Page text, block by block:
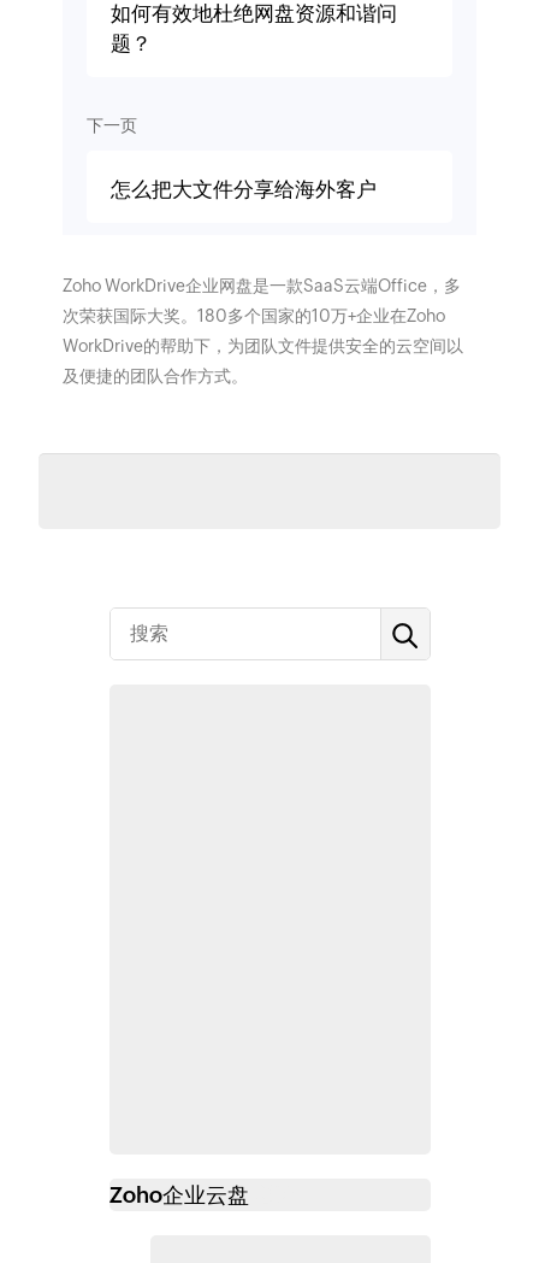
如何有效地杜绝网盘资源和谐问
题？
下一页
怎么把大文件分享给海外客户
Zoho WorkDrive企业网盘是一款SaaS云端Office，多
次荣获国际大奖。180多个国家的10万+企业在Zoho
WorkDrive的帮助下，为团队文件提供安全的云空间以
及便捷的团队合作方式。
Zoho企业云盘